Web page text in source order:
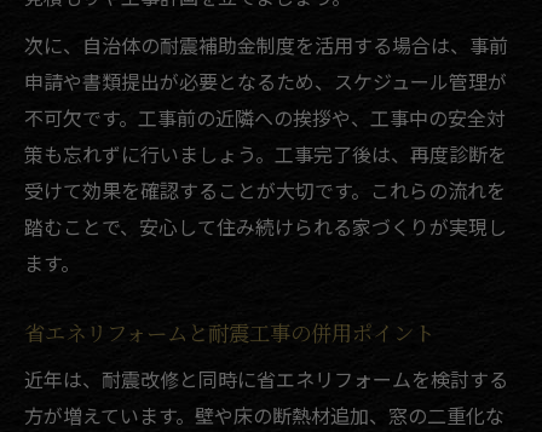
次に、自治体の耐震補助金制度を活用する場合は、事前
申請や書類提出が必要となるため、スケジュール管理が
不可欠です。工事前の近隣への挨拶や、工事中の安全対
策も忘れずに行いましょう。工事完了後は、再度診断を
受けて効果を確認することが大切です。これらの流れを
踏むことで、安心して住み続けられる家づくりが実現し
ます。
省エネリフォームと耐震工事の併用ポイント
近年は、耐震改修と同時に省エネリフォームを検討する
方が増えています。壁や床の断熱材追加、窓の二重化な